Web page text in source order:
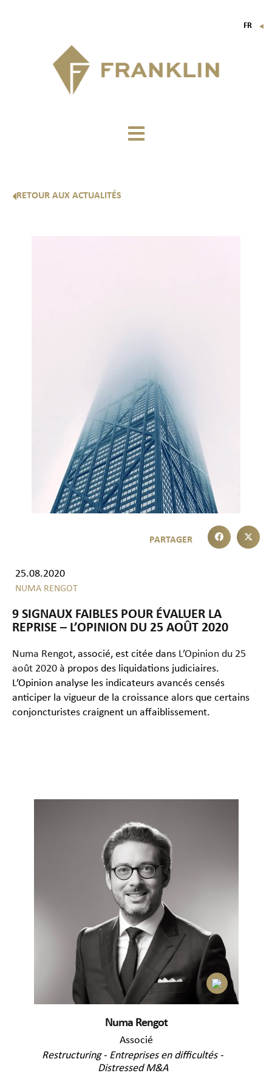
FR ▼
RETOUR AUX ACTUALITÉS
25.08.2020
NUMA RENGOT
9 SIGNAUX FAIBLES POUR ÉVALUER LA
REPRISE – L’OPINION DU 25 AOÛT 2020
Numa Rengot, associé, est citée dans L’Opinion du 25
août 2020 à propos des liquidations judiciaires.
L’Opinion analyse les indicateurs avancés censés
anticiper la vigueur de la croissance alors que certains
conjoncturistes craignent un affaiblissement.
Numa Rengot
Associé
Restructuring - Entreprises en difficultés -
Distressed M&A